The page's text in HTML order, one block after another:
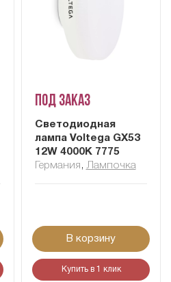
Под заказ
Светодиодная
лампа Voltega GX53
12W 4000K 7775
Германия , Лампочка
В корзину
Купить в 1 клик